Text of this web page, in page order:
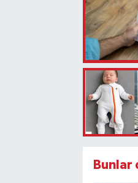
Bunlar